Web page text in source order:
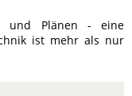
und Plänen - eine
ist mehr als nur